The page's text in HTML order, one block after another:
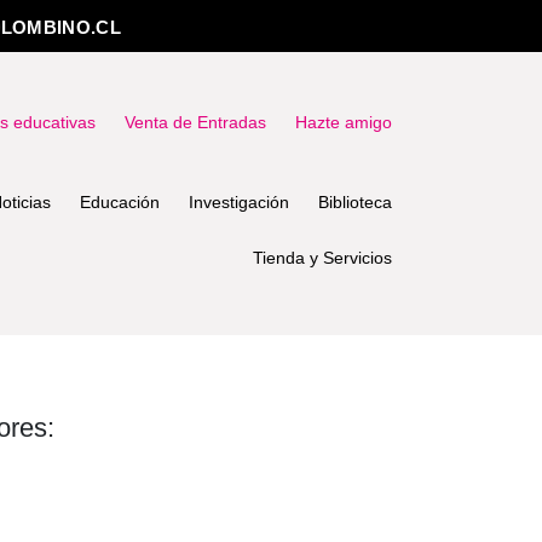
educativas Venta de Entradas Hazte amigo
Educación Investigación Biblioteca
Tienda y Servicios